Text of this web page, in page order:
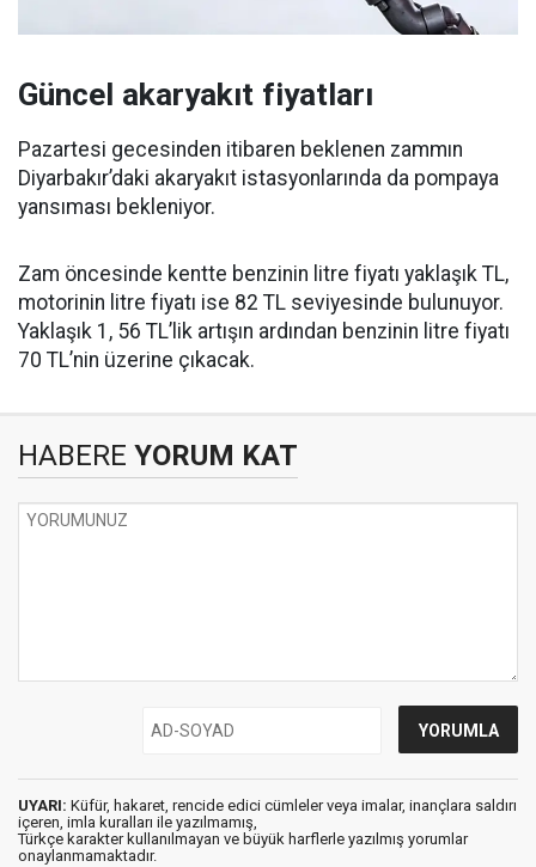
Güncel akaryakıt fiyatları
Pazartesi gecesinden itibaren beklenen zammın
Diyarbakır’daki akaryakıt istasyonlarında da pompaya
yansıması bekleniyor.
Zam öncesinde kentte benzinin litre fiyatı yaklaşık TL,
motorinin litre fiyatı ise 82 TL seviyesinde bulunuyor.
Yaklaşık 1, 56 TL’lik artışın ardından benzinin litre fiyatı
70 TL’nin üzerine çıkacak.
HABERE YORUM KAT
UYARI: Küfür, hakaret, rencide edici cümleler veya imalar, inançlara saldırı
içeren, imla kuralları ile yazılmamış,
Türkçe karakter kullanılmayan ve büyük harflerle yazılmış yorumlar
onaylanmamaktadır.